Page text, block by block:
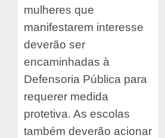
mulheres que
manifestarem interesse
deverão ser
encaminhadas à
Defensoria Pública para
requerer medida
protetiva. As escolas
também deverão acionar